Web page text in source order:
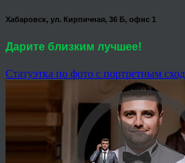
Хабаровск, ул. Кирпичная, 36 Б, офис 1
Дарите близким лучшее!
Статуэтка по фото с портретным